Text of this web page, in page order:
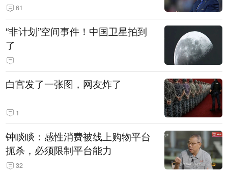
61
“非计划”空间事件！中国卫星拍到
了
白宫发了一张图，网友炸了
1
钟睒睒：感性消费被线上购物平台
扼杀，必须限制平台能力
32